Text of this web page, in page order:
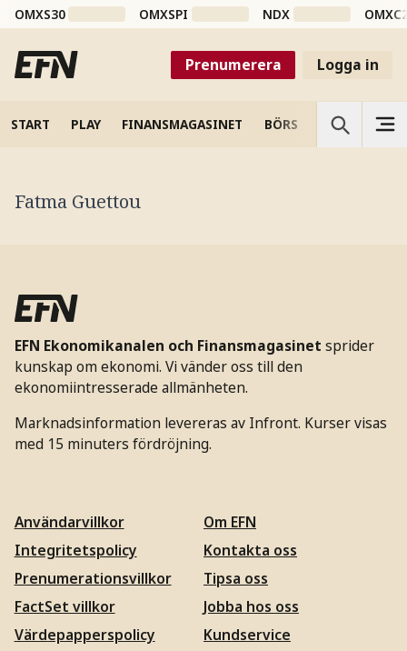
OMXS30 OMXSPI NDX
Prenumerera Logga in
START PLAY FINANSMAGASINET BÖRS VETENSKAP
Fatma Guettou
EFN Ekonomikanalen och Finansmagasinet sprider
kunskap om ekonomi. Vi vänder oss till den
ekonomiintresserade allmänheten.
Marknadsinformation levereras av Infront. Kurser visas
med 15 minuters fördröjning.
Användarvillkor
Integritetspolicy
Prenumerationsvillkor
FactSet villkor
Värdepapperspolicy
Om EFN
Kontakta oss
Tipsa oss
Jobba hos oss
Kundservice